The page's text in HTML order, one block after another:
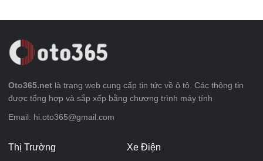
Oto365.net là trang web cung cấp tin tức về ô tô. Các thông tin
được tổng hợp và sắp xếp bằng chương trình máy tính
Email: hi.oto365@gmail.com
Thị Trường Xe Điện